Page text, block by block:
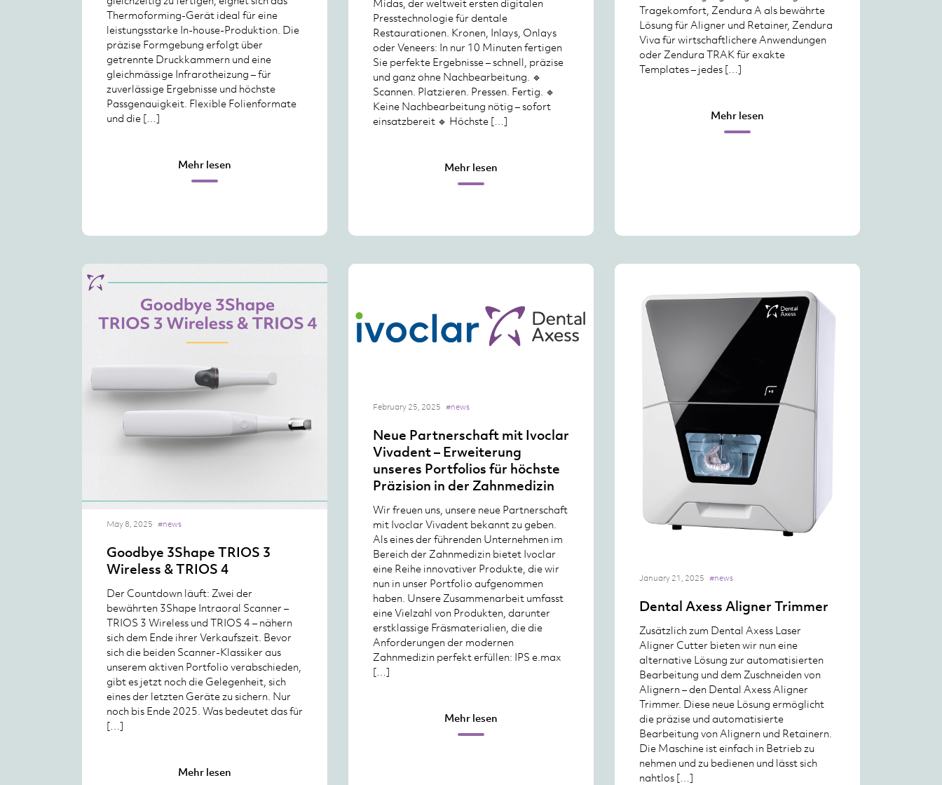
Thermoforming-Gerät ideal für eine
leistungsstarke In-house-Produktion. Die
präzise Formgebung erfolgt über
getrennte Druckkammern und eine
gleichmässige Infrarotheizung – für
zuverlässige Ergebnisse und höchste
Passgenauigkeit. Flexible Folienformate
und die […]
Mehr lesen
Presstechnologie für dentale
Restaurationen. Kronen, Inlays, Onlays
oder Veneers: In nur 10 Minuten fertigen
Sie perfekte Ergebnisse – schnell, präzise
und ganz ohne Nachbearbeitung. 🔹
Scannen. Platzieren. Pressen. Fertig. 🔹
Keine Nachbearbeitung nötig – sofort
einsatzbereit 🔹 Höchste […]
Mehr lesen
Tragekomfort, Zendura A als bewährte
Lösung für Aligner und Retainer, Zendura
Viva für wirtschaftlichere Anwendungen
oder Zendura TRAK für exakte
Templates – jedes […]
Mehr lesen
May 8, 2025 #news
Goodbye 3Shape TRIOS 3
Wireless & TRIOS 4
Der Countdown läuft: Zwei der
bewährten 3Shape Intraoral Scanner –
TRIOS 3 Wireless und TRIOS 4 – nähern
sich dem Ende ihrer Verkaufszeit. Bevor
sich die beiden Scanner-Klassiker aus
unserem aktiven Portfolio verabschieden,
gibt es jetzt noch die Gelegenheit, sich
eines der letzten Geräte zu sichern. Nur
noch bis Ende 2025. Was bedeutet das für
[…]
Mehr lesen
February 25, 2025 #news
Neue Partnerschaft mit Ivoclar
Vivadent – Erweiterung
unseres Portfolios für höchste
Präzision in der Zahnmedizin
Wir freuen uns, unsere neue Partnerschaft
mit Ivoclar Vivadent bekannt zu geben.
Als eines der führenden Unternehmen im
Bereich der Zahnmedizin bietet Ivoclar
eine Reihe innovativer Produkte, die wir
nun in unser Portfolio aufgenommen
haben. Unsere Zusammenarbeit umfasst
eine Vielzahl von Produkten, darunter
erstklassige Fräsmaterialien, die die
Anforderungen der modernen
Zahnmedizin perfekt erfüllen: IPS e.max
[…]
Mehr lesen
January 21, 2025 #news
Dental Axess Aligner Trimmer
Zusätzlich zum Dental Axess Laser
Aligner Cutter bieten wir nun eine
alternative Lösung zur automatisierten
Bearbeitung und dem Zuschneiden von
Alignern – den Dental Axess Aligner
Trimmer. Diese neue Lösung ermöglicht
die präzise und automatisierte
Bearbeitung von Alignern und Retainern.
Die Maschine ist einfach in Betrieb zu
nehmen und zu bedienen und lässt sich
nahtlos […]